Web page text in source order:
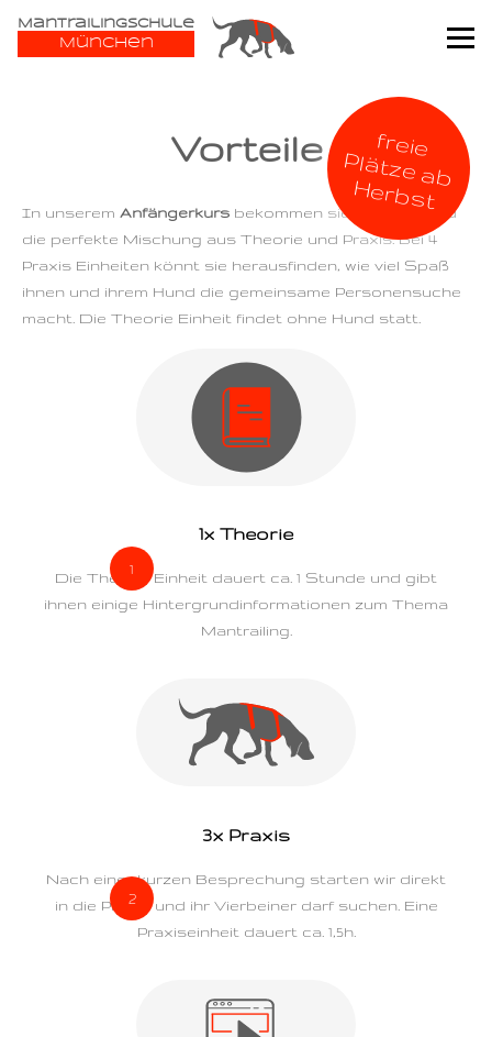
Mantrailingschule
München
Schnuppertrailen
Anfänger Kurs
Trainingsablauf
Equipment
fre
ie
P
lä
tz
e
a
b
H
e
rb
s
t
Vorteile
In unserem Anfängerkurs bekommen sie und ihr Hund
die perfekte Mischung aus Theorie und Praxis. Bei 4
Praxis Einheiten könnt sie herausfinden, wie viel Spaß
ihnen und ihrem Hund die gemeinsame Personensuche
macht. Die Theorie Einheit findet ohne Hund statt.
1x Theorie
Die Theorie Einheit dauert ca. 1 Stunde und gibt
ihnen einige Hintergrundinformationen zum Thema
Mantrailing.
3x Praxis
Nach einer kurzen Besprechung starten wir direkt
in die Praxis und ihr Vierbeiner darf suchen. Eine
Praxiseinheit dauert ca. 1,5h.